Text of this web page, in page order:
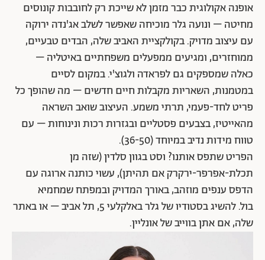
אופנה אקולוגית כבר מזמן לא שייכת רק לחובבות קונוסים
מחיטה – ונועה גלר מוכיחה שאפשר לשלב אג'נדה ירוקה
עם עיצוב מדויק. בקולקציית האביב שלה, הבדים טבעיים,
ממוחזרים, ומגיעים ממפעלים משפחתיים באיטליה –
כאלה שמספקים גם לפראדה ולגוצ'י. במקום לסיים
במטמנות, השאריות מקבלות חיים חדשים – מה שהופך כל
פריט לחד-פעמי, תרתי משמע. העיצוב שואב השראה
מהאייטיז, בצבעים פסטליים ובגזרות רכות ונינוחות – עם
טווח מידות נדיב במיוחד (36-50).
הפריט שתפס אותנו? וסט בגוון סלדין (שזה מן
תכלת-אפרפר-ירקרק אם תהיתן), עשוי כותנה ארוגה עם
הדפס ענפים מוזהב, באורך המדויק ובמפתח שמחמיא
בול. להשיג בסטודיו של גלר באלקלעי 5, תל אביב – או באתר
שלה, אם אתן בווייב של אונליין.